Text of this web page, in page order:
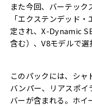
また今回、バーテッ
「エクステンデッド
定され、X-Dynamic
含む）、V8モデルで選
このパックには、シャ
バンパー、リアスポイ
バーが含まれる。ホイ